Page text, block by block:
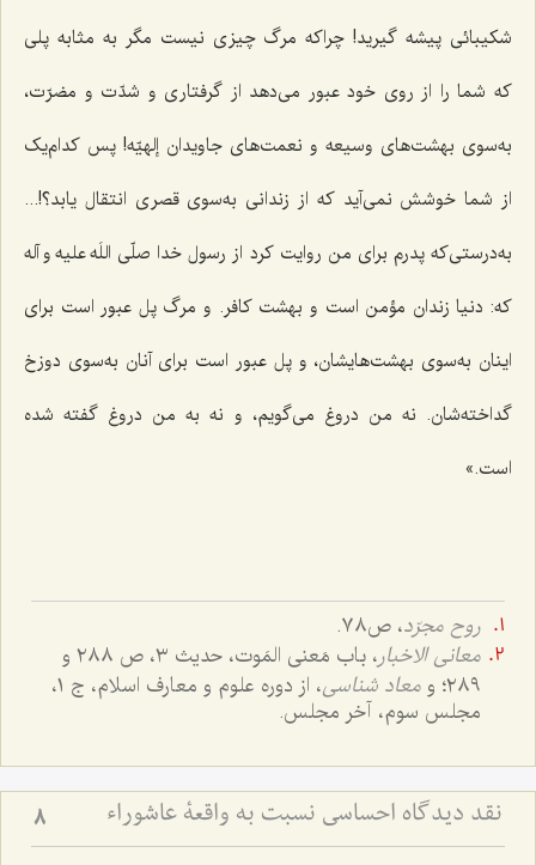
شکیبائی پیشه گیرید! چراکه مرگ چیزی نیست مگر به مثابه پلی
که شما را از روی خود عبور می‌دهد از گرفتاری و شدّت و مضرّت،
به‌سوی بهشت‌های وسیعه و نعمت‌های جاویدان إلهیّه! پس کدام‌یک
از شما خوشش نمی‌آید که از زندانی به‌سوی قصری انتقال یابد؟!...
به‌درستی‌که پدرم برای من روایت کرد از رسول خدا صلّی اللَه علیه و آله
که: دنیا زندان مؤمن است و بهشت کافر. و مرگ پل عبور است برای
اینان به‌سوی بهشت‌هایشان، و پل عبور است برای آنان به‌سوی دوزخ
گداخته‌شان. نه من دروغ می‌گویم، و نه به من دروغ گفته شده
است.»
روح مجرّد، ص٧٨.
معانی الاخبار
، باب مَعنی المَوت، حدیث ٣، ص ٢٨٨ و
٢٨٩؛ و
معاد شناسی
، از دوره علوم و معارف اسلام، ج ١،
مجلس سوم، آخر مجلس.
نقد دیدگاه احساسی نسبت به واقعۀ عاشوراء 8